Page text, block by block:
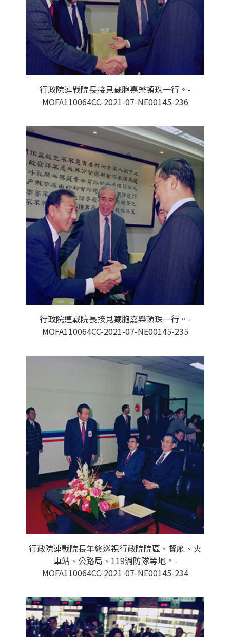
行政院連戰院長接見藏胞嘉樂頓珠一行。-
MOFA110064CC-2021-07-NE00145-236
行政院連戰院長接見藏胞嘉樂頓珠一行。-
MOFA110064CC-2021-07-NE00145-235
行政院連戰院長年終巡視行政院院區、餐廳、火
車站、公路局、119消防隊等地。-
MOFA110064CC-2021-07-NE00145-234